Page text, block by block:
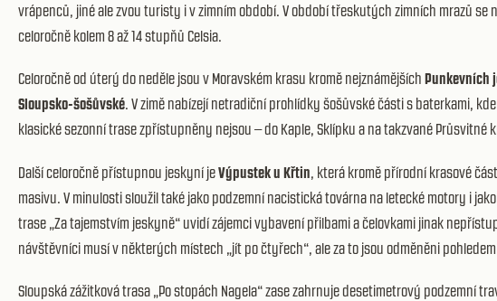
vrápenců, jiné ale zvou turisty i v zimním období. V období třeskutých zimních mrazů se
celoročně kolem 8 až 14 stupňů Celsia.
Celoročně od úterý do neděle jsou v Moravském krasu kromě nejznámějších Punkevních
Sloupsko-šošůvské. V zimě nabízejí netradiční prohlídky šošůvské části s baterkami,
klasické sezonní trase zpřístupněny nejsou – do Kaple, Sklípku a na takzvané Průsvitné
Další celoročně přístupnou jeskyní jeVýpustek u Křtin, která kromě přírodní krasové
masivu. V minulosti sloužil také jako podzemní nacistická továrna na letecké motory i
trase „Za tajemstvím jeskyně“ uvidí zájemci vybavení přilbami a čelovkami jinak
návštěvníci musí v některých místech „jít po čtyřech“, ale za to jsou odměněni
Sloupská zážitková trasa „Po stopách Nagela“ zase zahrnuje desetimetrový podzemní